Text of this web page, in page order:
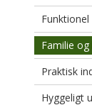
Familie og
Praktisk
Hyggeligt